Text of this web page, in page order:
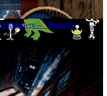
-- "Butterfly